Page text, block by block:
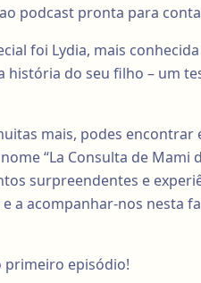
podcast pronta para
foi Lydia, mais
do seu filho – um
mais, podes encontrar
“La Consulta de Mami
surpreendentes e
a acompanhar-nos nesta
primeiro episódio!